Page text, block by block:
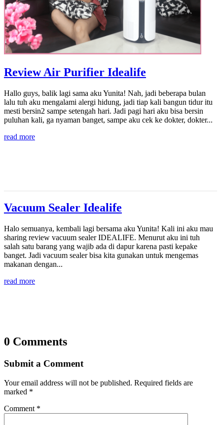
Review Air Purifier Idealife
Hallo guys, balik lagi sama aku Yunita! Nah, jadi beberapa bulan
lalu tuh aku mengalami alergi hidung, jadi tiap kali bangun tidur itu
mesti bersin2 sampe setengah hari. Jadi pagi hari aku bisa bersin
puluhan kali, ga nyaman banget, sampe aku cek ke dokter, dokter...
read more
Vacuum Sealer Idealife
Halo semuanya, kembali lagi bersama aku Yunita! Kali ini aku mau
sharing review vacuum sealer IDEALIFE. Menurut aku ini tuh
salah satu barang yang wajib ada di dapur karena pasti kepake
banget. Jadi vacuum sealer bisa kita gunakan untuk mengemas
makanan dengan...
read more
0 Comments
Submit a Comment
Your email address will not be published. Required fields are
marked *
Comment *